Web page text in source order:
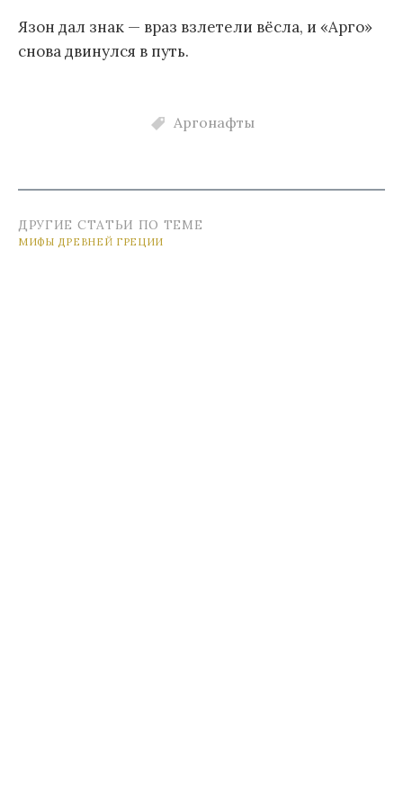
Язон дал знак — враз взлетели вёсла, и «Арго»
снова двинулся в путь.
Аргонафты
ДРУГИЕ СТАТЬИ ПО ТЕМЕ
МИФЫ ДРЕВНЕЙ ГРЕЦИИ